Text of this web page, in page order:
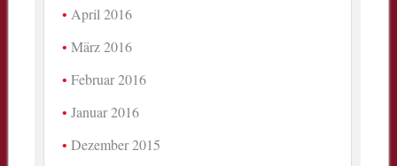
April 2016
März 2016
Februar 2016
Januar 2016
Dezember 2015